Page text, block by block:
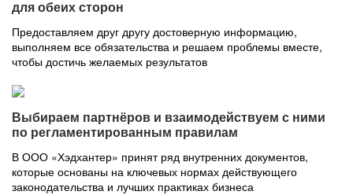
для обеих сторон
Предоставляем друг другу достоверную информацию,
выполняем все обязательства и решаем проблемы вместе,
чтобы достичь желаемых результатов
Выбираем партнёров и взаимодействуем с ними
по регламентированным правилам
В ООО «Хэдхантер» принят ряд внутренних документов,
которые основаны на ключевых нормах действующего
законодательства и лучших практиках бизнеса